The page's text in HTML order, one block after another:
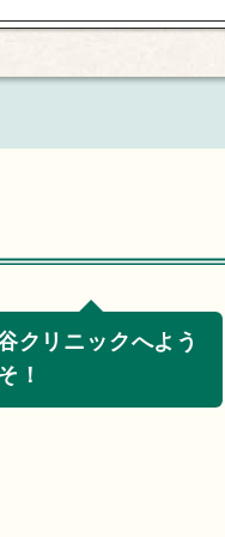
クリニックへよう
！